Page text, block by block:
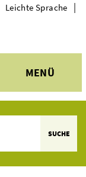
MENÜ
Leichte Sprache |
SUCHE